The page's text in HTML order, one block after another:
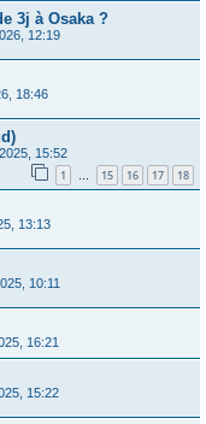
3j à Osaka ?
12:19
18:46
15:52
1 … 15 16 17 18
13:13
10:11
16:21
15:22